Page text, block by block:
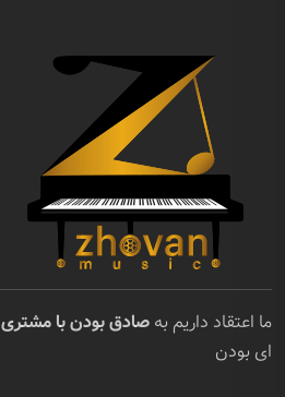
ما اعتقاد داریم به صادق بودن با مشتری
ای بودن